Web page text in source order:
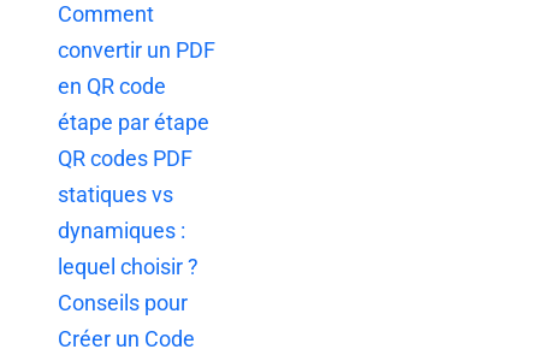
Comment
convertir un PDF
en QR code
étape par étape
QR codes PDF
statiques vs
dynamiques :
lequel choisir ?
Conseils pour
Créer un Code